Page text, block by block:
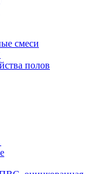
смеси
полов